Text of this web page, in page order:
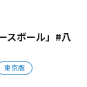
スボール」#八
東京版